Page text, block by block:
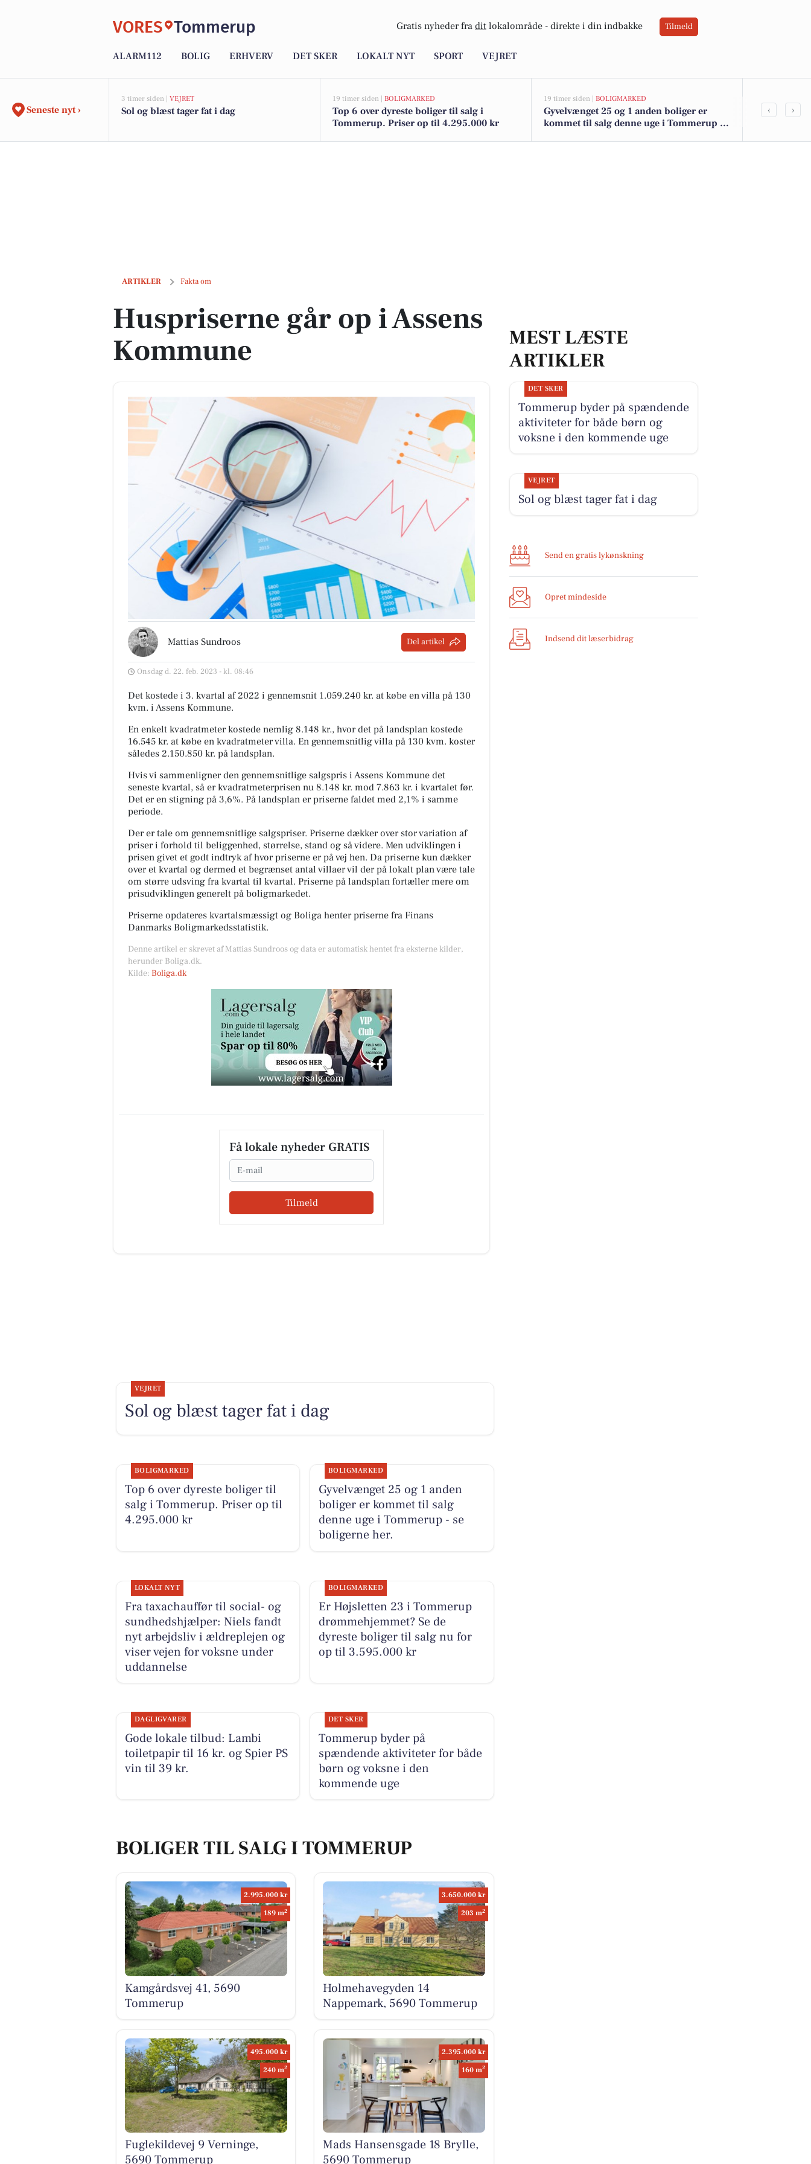
VORES Tommerup Gratis nyheder fra dit lokalområde - direkte i din indbakke Tilmeld
ALARM112 BOLIG ERHVERV DET SKER LOKALT NYT SPORT VEJRET
Seneste nyt ›
3 timer siden | VEJRET
Sol og blæst tager fat i dag
19 timer siden | BOLIGMARKED
Top 6 over dyreste boliger til salg i
Tommerup. Priser op til 4.295.000 kr
19 timer siden | BOLIGMARKED
Gyvelvænget 25 og 1 anden boliger er
kommet til salg denne uge i Tommerup -
Fra
‹ ›
ARTIKLER Fakta om
Huspriserne går op i Assens Kommune
Huspriserne går op i Assens
Kommune
Mattias Sundroos Del artikel
Onsdag d. 22. feb. 2023 - kl. 08:46
Det kostede i 3. kvartal af 2022 i gennemsnit 1.059.240 kr. at købe en villa på 130
kvm. i Assens Kommune.
En enkelt kvadratmeter kostede nemlig 8.148 kr., hvor det på landsplan kostede
16.545 kr. at købe en kvadratmeter villa. En gennemsnitlig villa på 130 kvm. koster
således 2.150.850 kr. på landsplan.
Hvis vi sammenligner den gennemsnitlige salgspris i Assens Kommune det
seneste kvartal, så er kvadratmeterprisen nu 8.148 kr. mod 7.863 kr. i kvartalet før.
Det er en stigning på 3,6%. På landsplan er priserne faldet med 2,1% i samme
periode.
Der er tale om gennemsnitlige salgspriser. Priserne dækker over stor variation af
priser i forhold til beliggenhed, størrelse, stand og så videre. Men udviklingen i
prisen givet et godt indtryk af hvor priserne er på vej hen. Da priserne kun dækker
over et kvartal og dermed et begrænset antal villaer vil der på lokalt plan være tale
om større udsving fra kvartal til kvartal. Priserne på landsplan fortæller mere om
prisudviklingen generelt på boligmarkedet.
Priserne opdateres kvartalsmæssigt og Boliga henter priserne fra Finans
Danmarks Boligmarkedsstatistik.
Denne artikel er skrevet af Mattias Sundroos og data er automatisk hentet fra eksterne kilder,
herunder Boliga.dk.
Kilde: Boliga.dk
Få lokale nyheder GRATIS
Email
Tilmeld
MEST LÆSTE
ARTIKLER
DET SKER
Tommerup byder på spændende
aktiviteter for både børn og
voksne i den kommende uge
VEJRET
Sol og blæst tager fat i dag
Send en gratis lykønskning
Opret mindeside
Indsend dit læserbidrag
VEJRET
Sol og blæst tager fat i dag
BOLIGMARKED
Top 6 over dyreste boliger til
salg i Tommerup. Priser op til
4.295.000 kr
BOLIGMARKED
Gyvelvænget 25 og 1 anden
boliger er kommet til salg
denne uge i Tommerup - se
boligerne her.
LOKALT NYT
Fra taxachauffør til social- og
sundhedshjælper: Niels fandt
nyt arbejdsliv i ældreplejen og
viser vejen for voksne under
uddannelse
BOLIGMARKED
Er Højsletten 23 i Tommerup
drømmehjemmet? Se de
dyreste boliger til salg nu for
op til 3.595.000 kr
DAGLIGVARER
Gode lokale tilbud: Lambi
toiletpapir til 16 kr. og Spier PS
vin til 39 kr.
DET SKER
Tommerup byder på
spændende aktiviteter for både
børn og voksne i den
kommende uge
BOLIGER TIL SALG I TOMMERUP
2.995.000 kr
189 m2
Kamgårdsvej 41, 5690
Tommerup
3.650.000 kr
203 m2
Holmehavegyden 14
Nappemark, 5690 Tommerup
495.000 kr
240 m2
Fuglekildevej 9 Verninge,
5690 Tommerup
2.395.000 kr
160 m2
Mads Hansensgade 18 Brylle,
5690 Tommerup